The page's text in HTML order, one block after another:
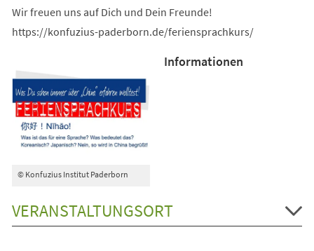
Wir freuen uns auf Dich und Dein Freunde!
https://konfuzius-paderborn.de/feriensprachkurs/
© Konfuzius Institut Paderborn
Informationen
VERANSTALTUNGSORT